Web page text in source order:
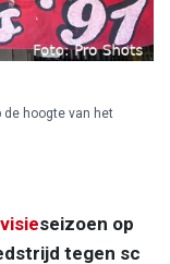
hoogte van het
seizoen op
tegen sc